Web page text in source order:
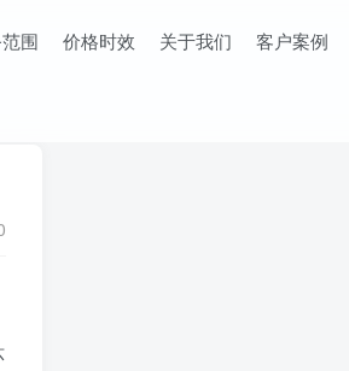
围 价格时效 关于我们 客户案例